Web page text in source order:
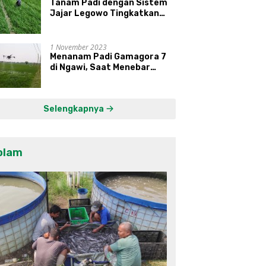
Tanam Padi dengan Sistem
Jajar Legowo Tingkatkan
1 November 2023
Menanam Padi Gamagora 7
di Ngawi, Saat Menebar
Selengkapnya